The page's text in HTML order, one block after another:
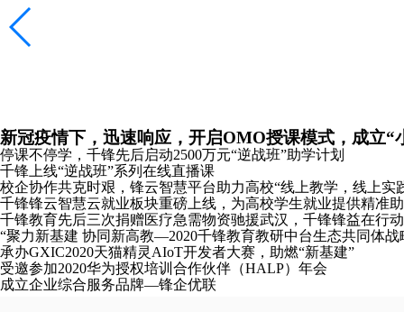
新冠疫情下，迅速响应，开启OMO授课模式，成立
停课不停学，千锋先后启动2500万元“逆战班”助学计划
千锋上线“逆战班”系列在线直播课
校企协作共克时艰，锋云智慧平台助力高校“线上教学，线上实
千锋锋云智慧云就业板块重磅上线，为高校学生就业提供精准
千锋教育先后三次捐赠医疗急需物资驰援武汉，千锋锋益在行动
“聚力新基建 协同新高教—2020千锋教育教研中台生态共同体战
承办GXIC2020天猫精灵AIoT开发者大赛，助燃“新基建”
受邀参加2020华为授权培训合作伙伴（HALP）年会
成立企业综合服务品牌—锋企优联